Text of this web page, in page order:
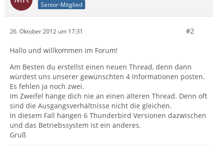
Senior-Mitglied
26. Oktober 2012 um 17:31 #2
Hallo und willkommen im Forum!
Am Besten du erstellst einen neuen Thread, denn dann
würdest uns unserer gewünschten 4 Informationen posten.
Es fehlen ja noch zwei.
Im Zweifel hänge dich nie an einen älteren Thread. Denn oft
sind die Ausgangsverhältnisse nicht die gleichen.
In diesem Fall hängen 6 Thunderbird Versionen dazwischen
und das Betriebssystem ist ein anderes.
Gruß